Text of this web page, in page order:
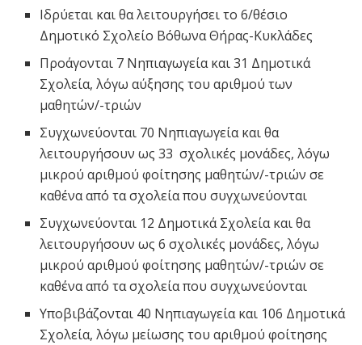
Ιδρύεται και θα λειτουργήσει το 6/θέσιο
Δημοτικό Σχολείο Βόθωνα Θήρας-Κυκλάδες
Προάγονται 7 Νηπιαγωγεία και 31 Δημοτικά
Σχολεία, λόγω αύξησης του αριθμού των
μαθητών/-τριών
Συγχωνεύονται 70 Νηπιαγωγεία και θα
λειτουργήσουν ως 33 σχολικές μονάδες, λόγω
μικρού αριθμού φοίτησης μαθητών/-τριών σε
καθένα από τα σχολεία που συγχωνεύονται
Συγχωνεύονται 12 Δημοτικά Σχολεία και θα
λειτουργήσουν ως 6 σχολικές μονάδες, λόγω
μικρού αριθμού φοίτησης μαθητών/-τριών σε
καθένα από τα σχολεία που συγχωνεύονται
Υποβιβάζονται 40 Νηπιαγωγεία και 106 Δημοτικά
Σχολεία, λόγω μείωσης του αριθμού φοίτησης